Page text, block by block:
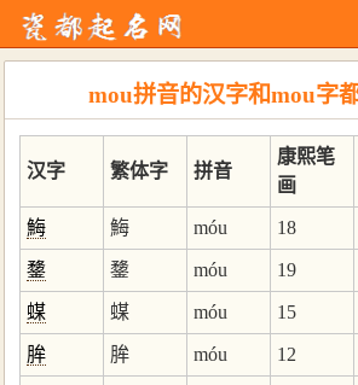
mou拼音的汉字和mou字
汉字 繁体字 拼音
康熙笔
画
䱕 䱕 móu 18
䥐 䥐 móu 19
䗋 䗋 móu 15
䏬 䏬 móu 12